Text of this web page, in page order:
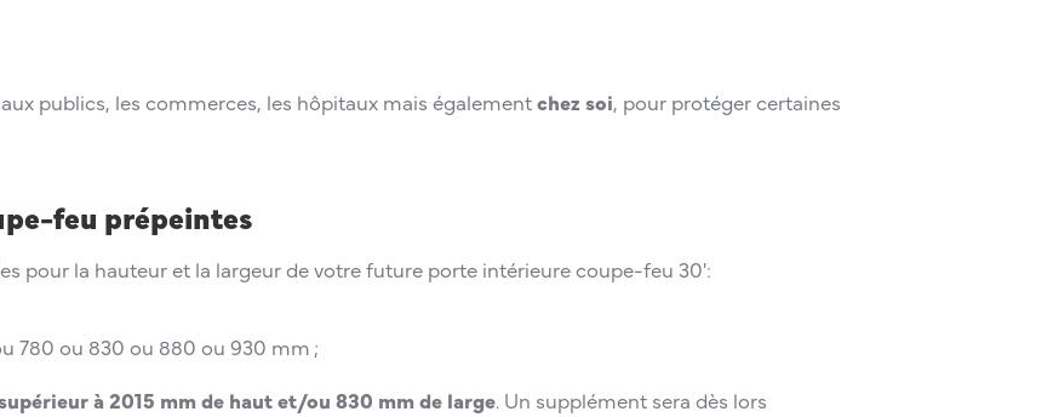
publics, les commerces, les hôpitaux mais égalementchez soi, pour protéger certaines
feu prépeintes
pour la hauteur et la largeur de votre future porte intérieure coupe-feu 30':
780 ou 830 ou 880 ou 930 mm ;
à 2015 mm de haut et/ou 830 mm de large. Un supplément sera dès lors